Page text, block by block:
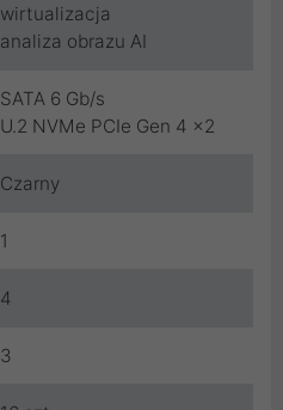
wirtualizacja
analiza obrazu AI
SATA 6 Gb/s
U.2 NVMe PCIe Gen 4 x2
Czarny
1
4
3